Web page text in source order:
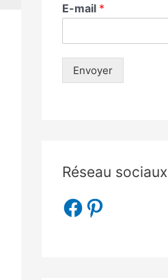
E-mail *
Envoyer
Réseau sociaux